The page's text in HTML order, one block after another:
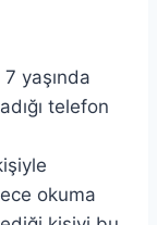
yaşında
telefon
okuma